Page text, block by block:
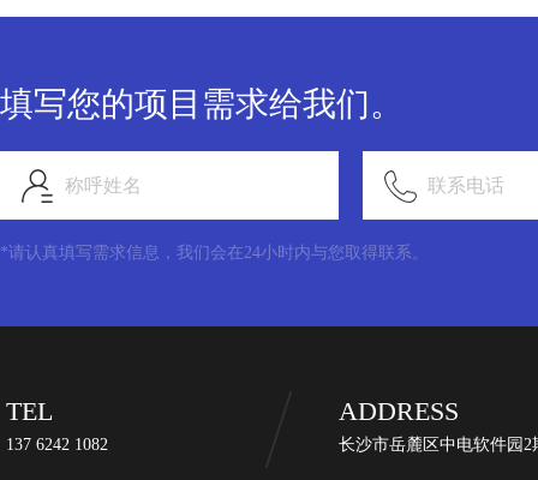
填写您的项目需求给我们。
称呼姓名 联系电话
*请认真填写需求信息，我们会在24小时内与您取得联系。
TEL
137 6242 1082
ADDRESS
长沙市岳麓区中电软件园2